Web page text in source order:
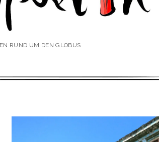
RUND UM DEN GLOBUS